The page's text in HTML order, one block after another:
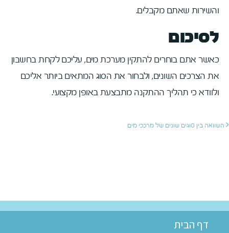
והשירות שאתם מקבלים.
לסיכום
כאשר אתם בוחרים להתקין מערכת מים, עליכם לקחת בחשבון
את הצרכים השונים, ולבחור את הסוג המתאים ביותר אליכם
ולוודא כי תהליך ההתקנה מתבצעת באופן מקצועי.
השוואה בין סוגים שונים של מרככי מים
דף הבית